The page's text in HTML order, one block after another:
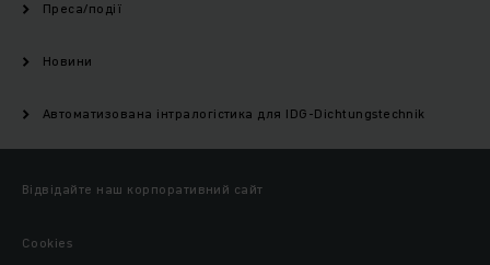
Преса/події
Новини
Автоматизована інтралогістика для IDG-Dichtungstechnik
Відвідайте наш корпоративний сайт
Cookies